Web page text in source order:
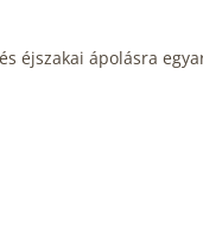
éjszakai ápolásra